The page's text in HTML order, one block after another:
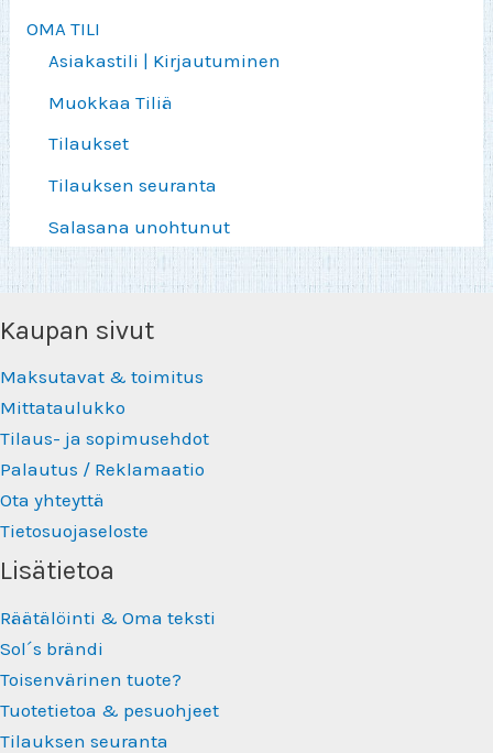
OMA TILI
Asiakastili | Kirjautuminen
Muokkaa Tiliä
Tilaukset
Tilauksen seuranta
Salasana unohtunut
Kaupan sivut
Maksutavat & toimitus
Mittataulukko
Tilaus- ja sopimusehdot
Palautus / Reklamaatio
Ota yhteyttä
Tietosuojaseloste
Lisätietoa
Räätälöinti & Oma teksti
Sol´s brändi
Toisenvärinen tuote?
Tuotetietoa & pesuohjeet
Tilauksen seuranta